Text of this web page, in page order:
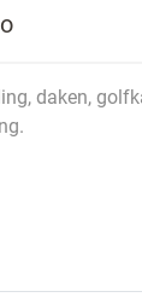
daken,